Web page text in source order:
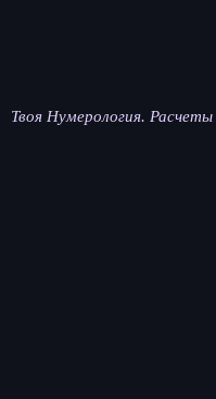
Твоя Нумерология.